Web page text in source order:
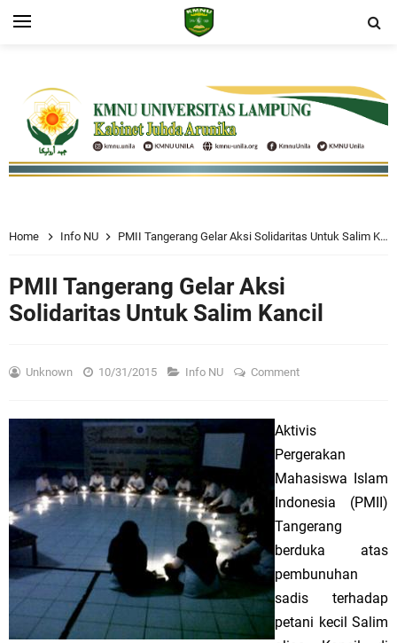
Home Info NU PMII Tangerang Gelar Aksi Solidaritas Untuk Salim Kancil
PMII Tangerang Gelar Aksi
Solidaritas Untuk Salim Kancil
Unknown 10/31/2015 Info NU Comment
Aktivis
Pergerakan
Mahasiswa Islam
Indonesia (PMII)
Tangerang
berduka atas
pembunuhan
sadis terhadap
petani kecil Salim